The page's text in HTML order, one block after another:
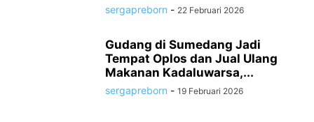
sergapreborn - 22 Februari 2026
Gudang di Sumedang Jadi
Tempat Oplos dan Jual Ulang
Makanan Kadaluwarsa,...
sergapreborn - 19 Februari 2026